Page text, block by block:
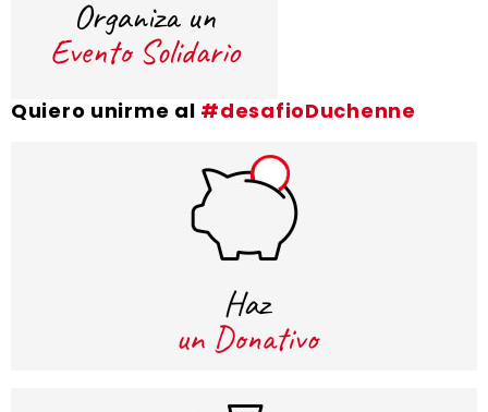
Quiero unirme al #desafioDuchenne